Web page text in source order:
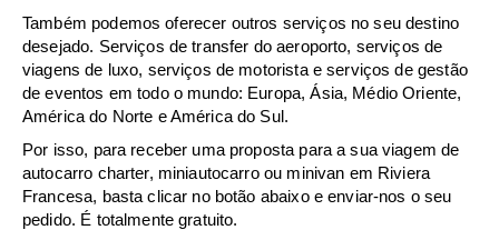
Também podemos oferecer outros serviços no seu destino
desejado. Serviços de transfer do aeroporto, serviços de
viagens de luxo, serviços de motorista e serviços de gestão
de eventos em todo o mundo: Europa, Ásia, Médio Oriente,
América do Norte e América do Sul.
Por isso, para receber uma proposta para a sua viagem de
autocarro charter, miniautocarro ou minivan em Riviera
Francesa, basta clicar no botão abaixo e enviar-nos o seu
pedido. É totalmente gratuito.